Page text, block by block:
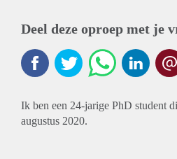
Deel deze oproep met je
Ik ben een 24-jarige PhD student
augustus 2020.